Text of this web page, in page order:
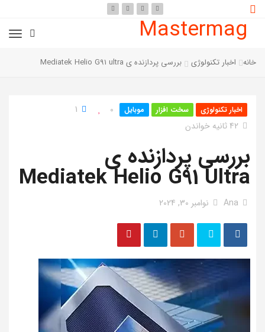
Mastermag
خانه اخبار تکنولوژی بررسی پردازنده ی Mediatek Helio G91 ultra
اخبار تکنولوژی سخت افزار موبایل 0
1
42 ثانیه خواندن
بررسی پردازنده ی
Mediatek Helio G91 Ultra
Ana نوامبر 30, 2024